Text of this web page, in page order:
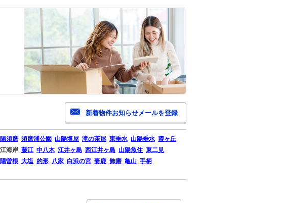
須磨 須磨浦公園 山陽塩屋 滝の茶屋 東垂水 山陽垂水 霞ヶ丘
海岸 藤江 中八木 江井ヶ島 西江井ヶ島 山陽魚住 東二見
曽根 大塩 的形 八家 白浜の宮 妻鹿 飾磨 亀山 手柄